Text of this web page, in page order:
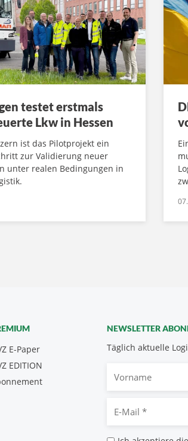
testet erstmals
Lkw in Hessen
ist das Pilotprojekt ein
zur Validierung neuer
unter realen Bedingungen in
NEWSLETTER
Täglich aktuelle
Mail
E-Paper
EDITION